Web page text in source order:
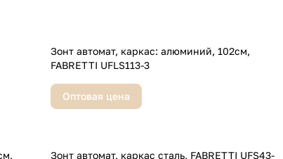
Зонт автомат, каркас: алюминий, 102см,
FABRETTI UFLS113-3
Оптовая цена
Зонт автомат, каркас сталь, FABRETTI UFS43-